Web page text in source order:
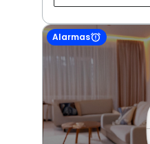
Alarmas